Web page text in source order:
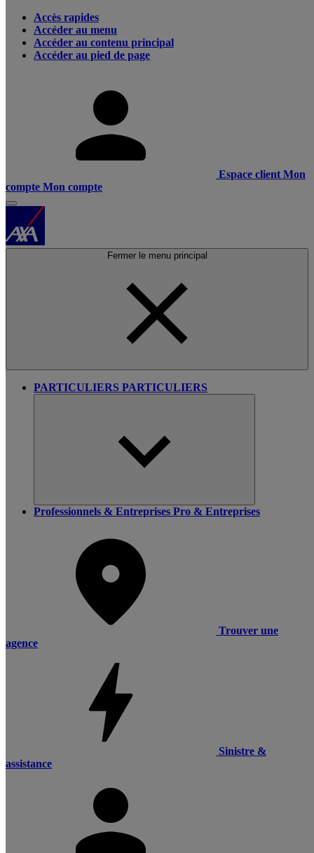
Accès rapides
Accéder au menu
Accéder au contenu principal
Accéder au pied de page
Espace client Mon
compte Mon compte
Fermer le menu principal
PARTICULIERS PARTICULIERS
Professionnels & Entreprises Pro & Entreprises
Trouver une
agence
Sinistre &
assistance